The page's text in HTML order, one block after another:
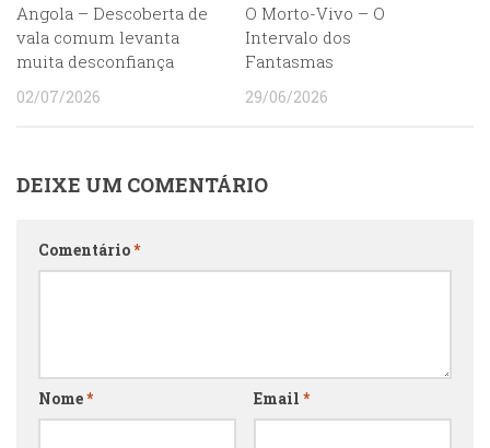
Angola – Descoberta de
vala comum levanta
muita desconfiança
02/07/2026
O Morto-Vivo – O
Intervalo dos
Fantasmas
29/06/2026
DEIXE UM COMENTÁRIO
Comentário*
Nome* Email *